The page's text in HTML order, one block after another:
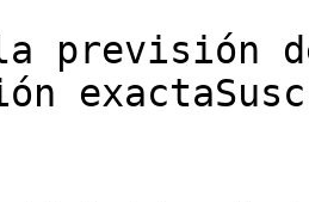
previsión